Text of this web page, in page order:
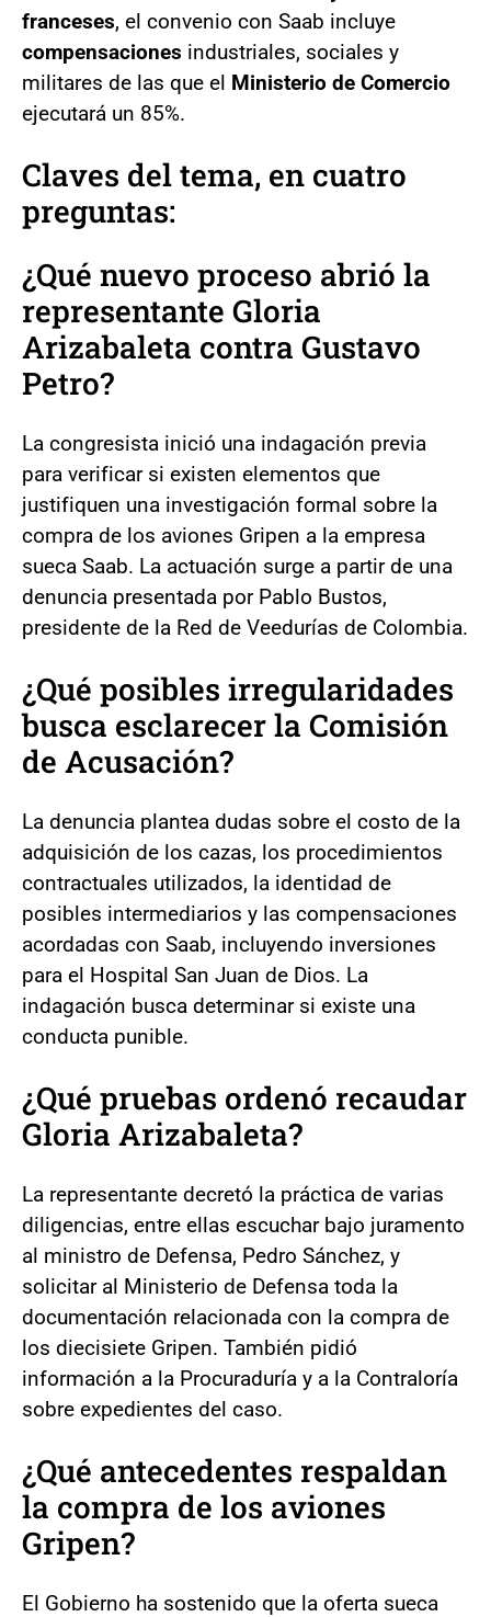
franceses, el convenio con Saab incluye
compensaciones industriales, sociales y
militares de las que el Ministerio de Comercio
ejecutará un 85%.
Claves del tema, en cuatro
preguntas:
¿Qué nuevo proceso abrió la
representante Gloria
Arizabaleta contra Gustavo
Petro?
La congresista inició una indagación previa
para verificar si existen elementos que
justifiquen una investigación formal sobre la
compra de los aviones Gripen a la empresa
sueca Saab. La actuación surge a partir de una
denuncia presentada por Pablo Bustos,
presidente de la Red de Veedurías de Colombia.
¿Qué posibles irregularidades
busca esclarecer la Comisión
de Acusación?
La denuncia plantea dudas sobre el costo de la
adquisición de los cazas, los procedimientos
contractuales utilizados, la identidad de
posibles intermediarios y las compensaciones
acordadas con Saab, incluyendo inversiones
para el Hospital San Juan de Dios. La
indagación busca determinar si existe una
conducta punible.
¿Qué pruebas ordenó recaudar
Gloria Arizabaleta?
La representante decretó la práctica de varias
diligencias, entre ellas escuchar bajo juramento
al ministro de Defensa, Pedro Sánchez, y
solicitar al Ministerio de Defensa toda la
documentación relacionada con la compra de
los diecisiete Gripen. También pidió
información a la Procuraduría y a la Contraloría
sobre expedientes del caso.
¿Qué antecedentes respaldan
la compra de los aviones
Gripen?
El Gobierno ha sostenido que la oferta sueca